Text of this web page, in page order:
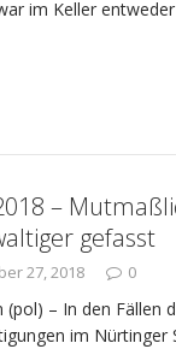
im Keller
–
gefasst
27, 2018 0
(pol) – In den Fällen
im Nürtinger